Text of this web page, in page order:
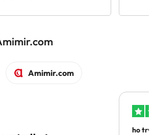
Amimir.com
ho